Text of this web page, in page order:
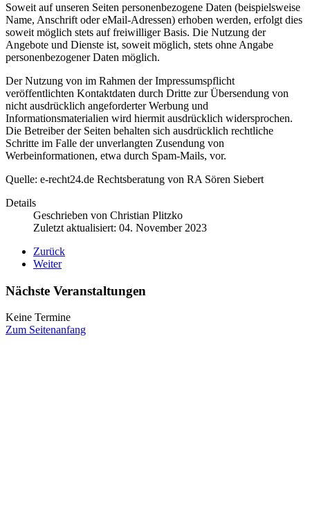
Soweit auf unseren Seiten personenbezogene Daten (beispielsweise
Name, Anschrift oder eMail-Adressen) erhoben werden, erfolgt dies
soweit möglich stets auf freiwilliger Basis. Die Nutzung der
Angebote und Dienste ist, soweit möglich, stets ohne Angabe
personenbezogener Daten möglich.
Der Nutzung von im Rahmen der Impressumspflicht
veröffentlichten Kontaktdaten durch Dritte zur Übersendung von
nicht ausdrücklich angeforderter Werbung und
Informationsmaterialien wird hiermit ausdrücklich widersprochen.
Die Betreiber der Seiten behalten sich ausdrücklich rechtliche
Schritte im Falle der unverlangten Zusendung von
Werbeinformationen, etwa durch Spam-Mails, vor.
Quelle: e-recht24.de Rechtsberatung von RA Sören Siebert
Details
Geschrieben von Christian Plitzko
Zuletzt aktualisiert: 04. November 2023
Zurück
Weiter
Nächste Veranstaltungen
Keine Termine
Zum Seitenanfang